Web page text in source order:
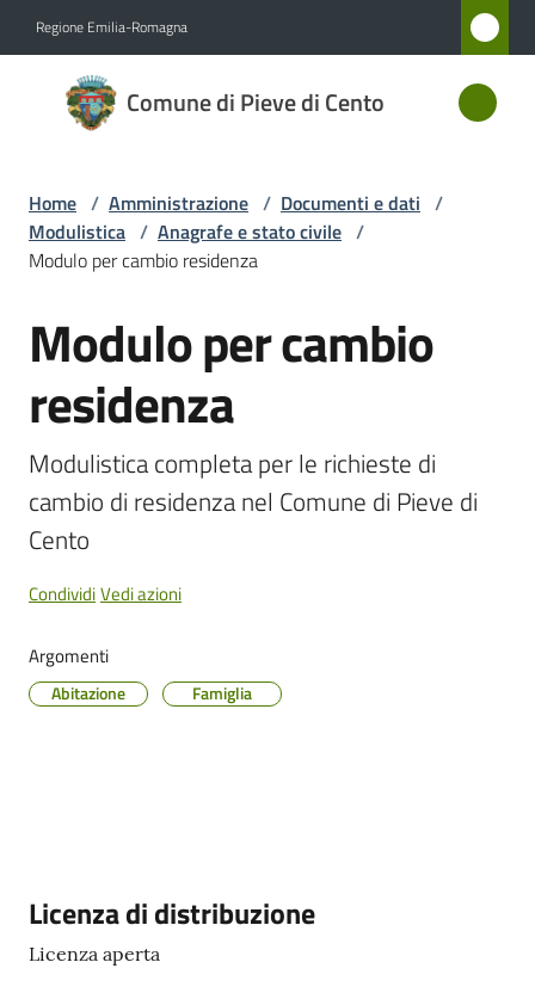
Regione Emilia-Romagna
Comune di Pieve di Cento
Comune
di Pieve
Amministrazione
Novità
Vivere
Pieve
di
Cento
Amministrazione
Seguici
Home / Amministrazione / Documenti e dati /
Modulistica / Anagrafe e stato civile /
Modulo per cambio residenza
Salta al contenuto
Modulo per cambio
residenza
Modulistica completa per le richieste di
cambio di residenza nel Comune di Pieve di
Cento
CondividiVedi azioni
Argomenti
Abitazione Famiglia
Descrizione
Licenza di distribuzione
Licenza aperta